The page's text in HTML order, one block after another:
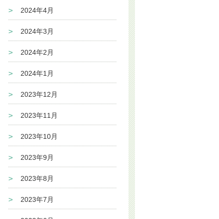
2024年4月
2024年3月
2024年2月
2024年1月
2023年12月
2023年11月
2023年10月
2023年9月
2023年8月
2023年7月